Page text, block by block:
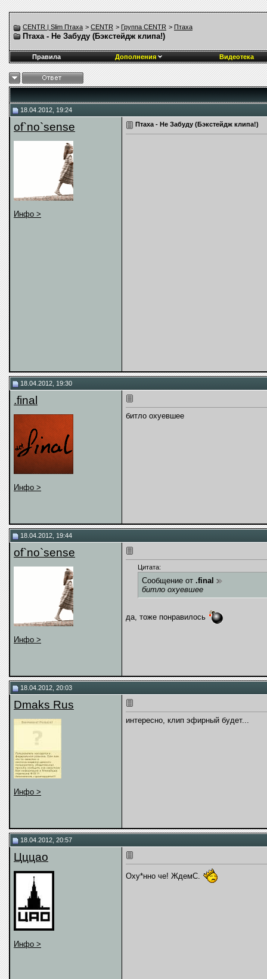
CENTR | Slim Птаха > CENTR > Группа CENTR > Птаха
Птаха - Не Забуду (Бэкстейдж клипа!)
Правила Дополнения Видеотека
18.04.2012, 19:24
of`no`sense
Инфо >
Птаха - Не Забуду (Бэкстейдж клипа!)
18.04.2012, 19:30
.final
Инфо >
битло охуевшее
18.04.2012, 19:44
of`no`sense
Инфо >
Цитата:
Сообщение от .final
битло охуевшее
да, тоже понравилось
18.04.2012, 20:03
Dmaks Rus
Инфо >
интересно, клип эфирный будет...
18.04.2012, 20:57
Цццао
Инфо >
Оху*нно че! ЖдемС.